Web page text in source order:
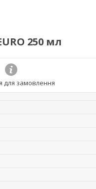
250 мл
для замовлення